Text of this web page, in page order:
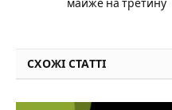
майже на третину
СХОЖІ СТАТТІ